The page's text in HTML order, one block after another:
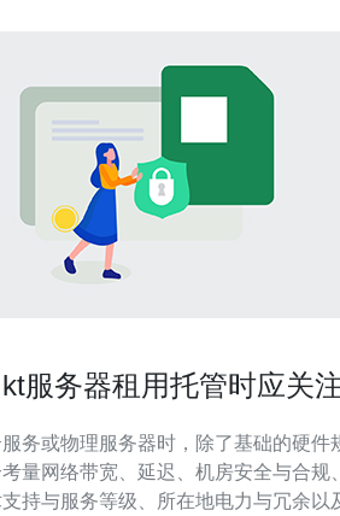
服务器租用托管时应关
务或物理服务器时，除了基础的硬件
量网络带宽、延迟、机房安全与合规
持与服务等级、所在地电力与冗余以